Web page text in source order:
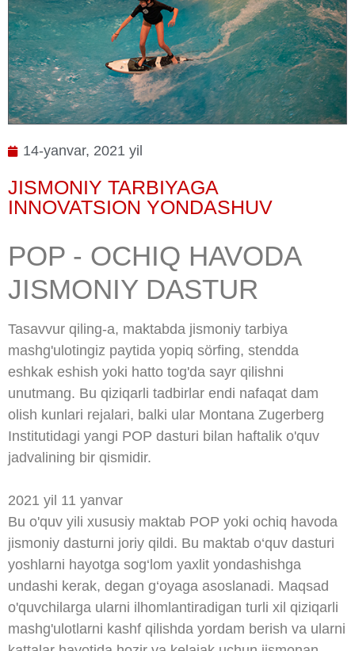
14-yanvar, 2021 yil
JISMONIY TARBIYAGA
INNOVATSION YONDASHUV
POP - OCHIQ HAVODA
JISMONIY DASTUR
Tasavvur qiling-a, maktabda jismoniy tarbiya
mashg'ulotingiz paytida yopiq sörfing, stendda
eshkak eshish yoki hatto tog'da sayr qilishni
unutmang. Bu qiziqarli tadbirlar endi nafaqat dam
olish kunlari rejalari, balki ular Montana Zugerberg
Institutidagi yangi POP dasturi bilan haftalik o'quv
jadvalining bir qismidir.
2021 yil 11 yanvar
Bu o'quv yili xususiy maktab POP yoki ochiq havoda
jismoniy dasturni joriy qildi. Bu maktab o‘quv dasturi
yoshlarni hayotga sog‘lom yaxlit yondashishga
undashi kerak, degan g‘oyaga asoslanadi. Maqsad
o'quvchilarga ularni ilhomlantiradigan turli xil qiziqarli
mashg'ulotlarni kashf qilishda yordam berish va ularni